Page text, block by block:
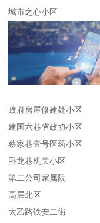
城市之心小区
政府房屋修建处小区
建国六巷省政协小区
蔡家巷壹号医药小区
卧龙巷机关小区
第二公司家属院
高层北区
太乙路铁安二街